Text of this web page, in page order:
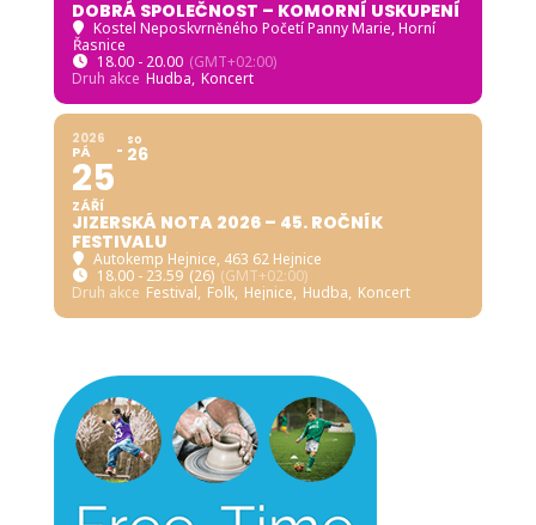
DOBRÁ SPOLEČNOST – KOMORNÍ USKUPENÍ
Kostel Neposkvrněného Početí Panny Marie, Horní
Řasnice
18.00 - 20.00 (GMT+02:00)
Druh akce Hudba, Koncert
2026
PÁ
25
ZÁŘÍ
SO
26
JIZERSKÁ NOTA 2026 – 45. ROČNÍK
FESTIVALU
Autokemp Hejnice, 463 62 Hejnice
18.00 - 23.59 (26) (GMT+02:00)
Druh akce Festival, Folk, Hejnice, Hudba, Koncert